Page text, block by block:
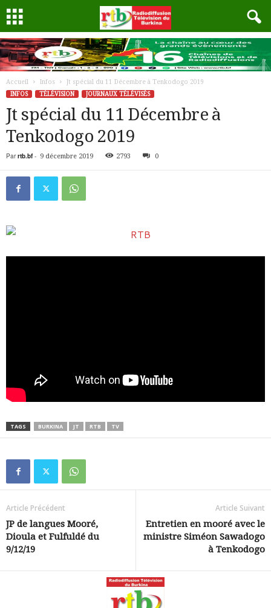
Accueil Infos
Jt spécial du 11 Décembre à Tenkodogo 2019
INFOS
TÉLÉVISION JOURNAUX TÉLÉVISÉS
Jt spécial du 11 Décembre à
Tenkodogo 2019
Par rtb.bf- 9 décembre 2019 2793 0
TAGS BURKINA JT RTB TV
Article Précédent
JP de langues Mooré,
Dioula et Fulfuldé du
9/12/19
Article Suivant
Entretien en mooré avec le
ministre Siméon Sawadogo
à Tenkodogo